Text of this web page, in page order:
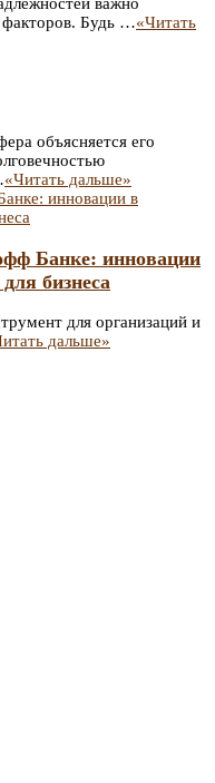
факторов. Будь …«Читать
объясняется его
«Читать дальше»
Банке: инновации
бизнеса
для организаций и
дальше»